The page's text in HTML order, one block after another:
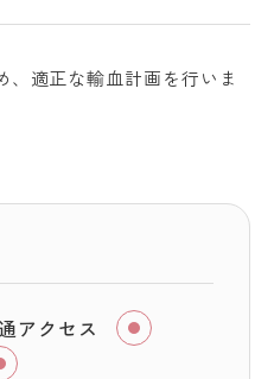
、適正な輸血計画を行いま
アクセス